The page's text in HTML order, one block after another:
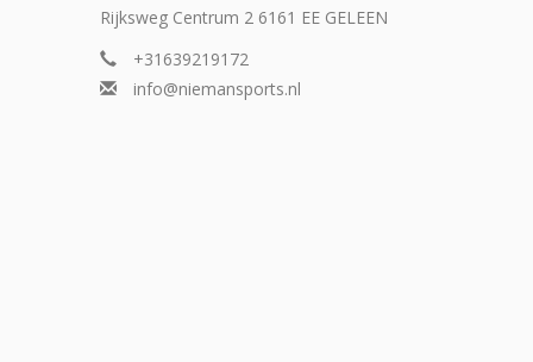
Rijksweg Centrum 2 6161 EE GELEEN
+31639219172
info@niemansports.nl